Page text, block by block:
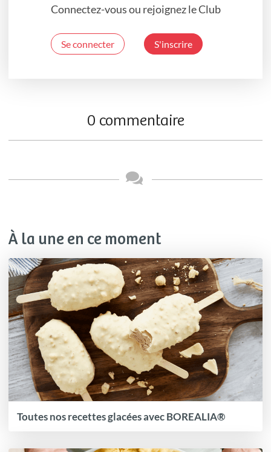
Connectez-vous ou rejoignez le Club
Se connecter S'inscrire
0 commentaire
À la une en ce moment
Toutes nos recettes glacées avec BOREALIA®